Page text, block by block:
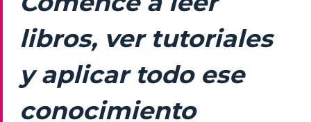
libros, ver tutoriales
y aplicar todo ese
conocimiento